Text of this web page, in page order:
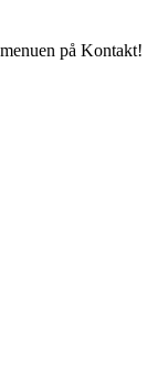
på Kontakt!